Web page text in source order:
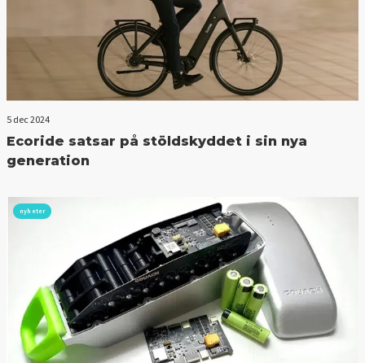
5 dec 2024
Ecoride satsar på stöldskyddet i sin nya
generation
nyheter